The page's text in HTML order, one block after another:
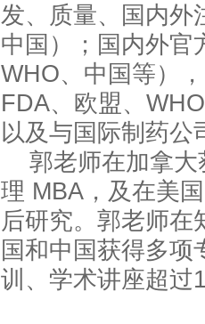
发、质量、国内外
中国）； 国内外官
WHO、中国等），
FDA、欧盟、
以及与国际制药公
郭老师在加拿大
理 MBA ，及在美
后研究。 郭老师在
国和中国获得多项
训、学术讲座超过